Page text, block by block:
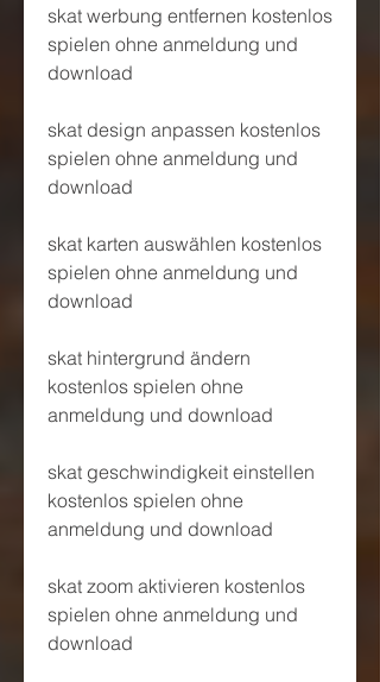
skat werbung entfernen kostenlos
spielen ohne anmeldung und
download
skat design anpassen kostenlos
spielen ohne anmeldung und
download
skat karten auswählen kostenlos
spielen ohne anmeldung und
download
skat hintergrund ändern
kostenlos spielen ohne
anmeldung und download
skat geschwindigkeit einstellen
kostenlos spielen ohne
anmeldung und download
skat zoom aktivieren kostenlos
spielen ohne anmeldung und
download